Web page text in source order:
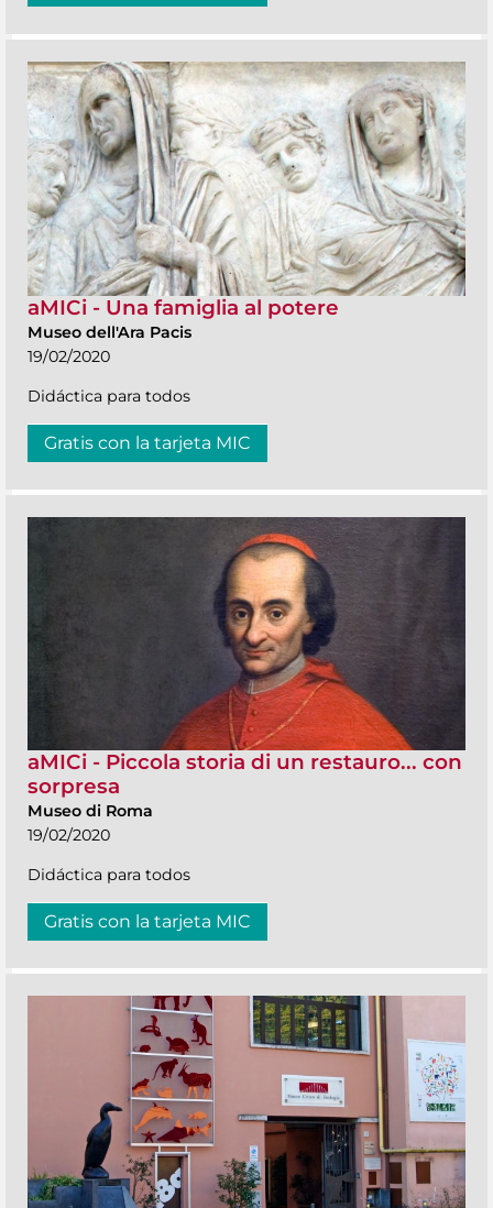
aMICi - Una famiglia al potere
Museo dell'Ara Pacis
19/02/2020
Didáctica para todos
Gratis con la tarjeta MIC
aMICi - Piccola storia di un restauro... con
sorpresa
Museo di Roma
19/02/2020
Didáctica para todos
Gratis con la tarjeta MIC